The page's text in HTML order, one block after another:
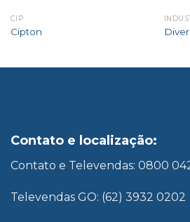
CIP
Cipton
Contato e localização:
Contato e Televendas: 0800
Televendas GO: (62) 3932 0202